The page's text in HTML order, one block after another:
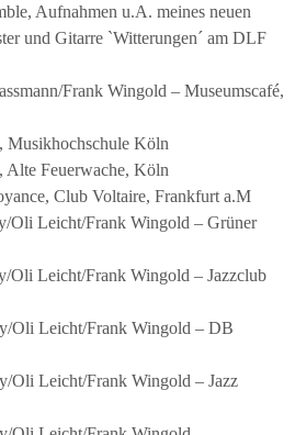
Aufnahmen u.A. meines neuen
und Gitarre `Witterungen´ am DLF
Frank Wingold – Museumscafé,
Musikhochschule Köln
Alte Feuerwache, Köln
Club Voltaire, Frankfurt a.M
Oli Leicht/Frank Wingold – Grüner
Oli Leicht/Frank Wingold – Jazzclub
Oli Leicht/Frank Wingold – DB
Oli Leicht/Frank Wingold – Jazz